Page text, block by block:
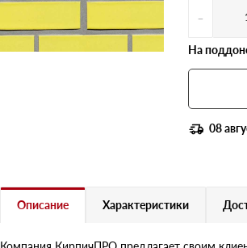
-
На
08
Описание Характеристики